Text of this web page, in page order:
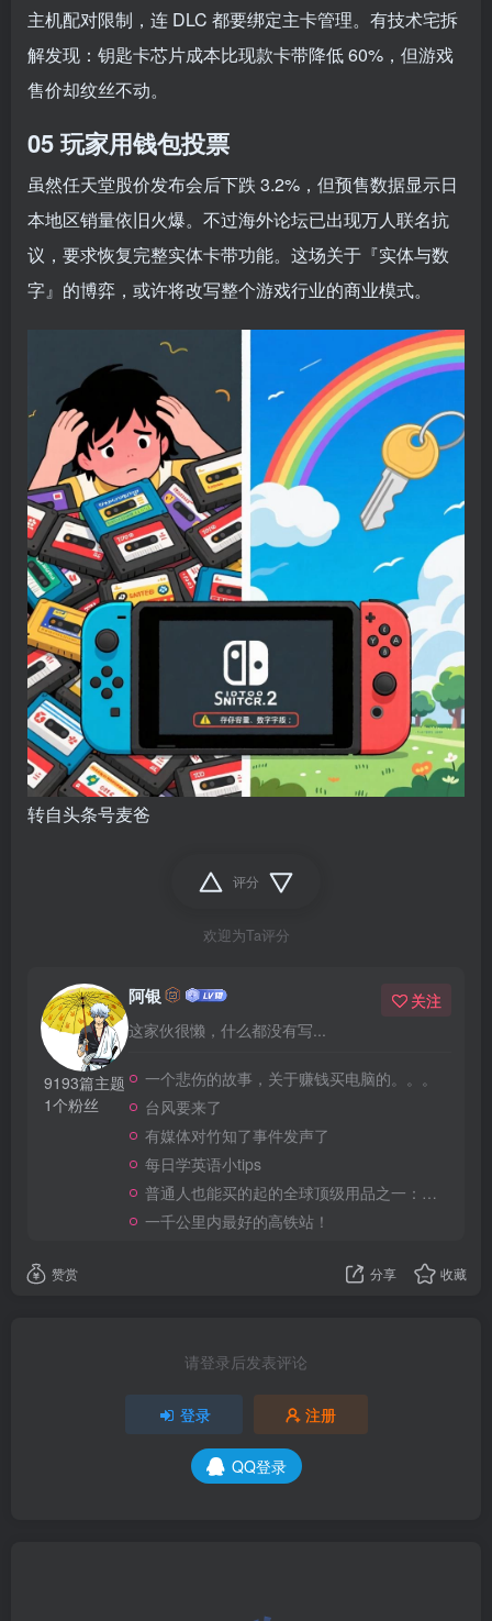
主机配对限制，连 DLC 都要绑定主卡管理。有技术宅拆
解发现：钥匙卡芯片成本比现款卡带降低 60%，但游戏
售价却纹丝不动。
05 玩家用钱包投票
虽然任天堂股价发布会后下跌 3.2%，但预售数据显示日
本地区销量依旧火爆。不过海外论坛已出现万人联名抗
议，要求恢复完整实体卡带功能。这场关于『实体与数
字』的博弈，或许将改写整个游戏行业的商业模式。
转自头条号麦爸
评分
欢迎为Ta评分
9193篇主题
1个粉丝
阿银
这家伙很懒，什么都没有写...
关注
一个悲伤的故事，关于赚钱买电脑的。。。
台风要来了
有媒体对竹知了事件发声了
每日学英语小tips
普通人也能买的起的全球顶级用品之一：WD-40润滑除锈剂！
一千公里内最好的高铁站！
赞赏 分享 收藏
请登录后发表评论
登录 注册
QQ登录